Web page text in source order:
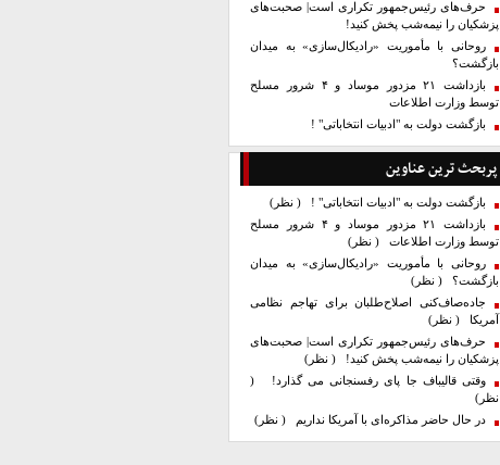
حرف‌های رئیس‌جمهور تکراری است| صحبت‌های
پزشکیان را نیمه‌شب پخش کنید!
روحانی با مأموریت «رادیکال‌سازی» به میدان
بازگشت؟
بازداشت ۲۱ مزدور موساد و ۴ شرور مسلح
توسط وزارت اطلاعات
بازگشت دولت به "ادبیات انتخاباتی" !
پربحث ترین عناوین
بازگشت دولت به "ادبیات انتخاباتی" ! ( نظر)
بازداشت ۲۱ مزدور موساد و ۴ شرور مسلح
توسط وزارت اطلاعات ( نظر)
روحانی با مأموریت «رادیکال‌سازی» به میدان
بازگشت؟ ( نظر)
جاده‌صاف‌کنی اصلاح‌طلبان برای تهاجم نظامی
آمریکا ( نظر)
حرف‌های رئیس‌جمهور تکراری است| صحبت‌های
پزشکیان را نیمه‌شب پخش کنید! ( نظر)
وقتی قالیباف جا پای رفسنجانی می گذارد! (
نظر)
در حال حاضر مذاکره‌ای با آمریکا نداریم ( نظر)